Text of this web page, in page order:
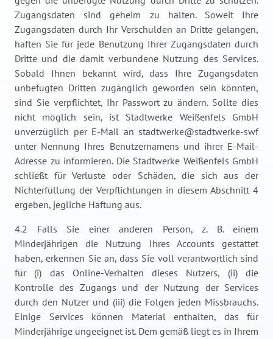
Zugangsdaten sind geheim zu halten. Soweit Ihre
Zugangsdaten durch Ihr Verschulden an Dritte gelangen,
haften Sie für jede Benutzung Ihrer Zugangsdaten durch
Dritte und die damit verbundene Nutzung des Services.
Sobald Ihnen bekannt wird, dass Ihre Zugangsdaten
unbefugten Dritten zugänglich geworden sein könnten,
sind Sie verpflichtet, Ihr Passwort zu ändern. Sollte dies
nicht möglich sein, ist Stadtwerke Weißenfels GmbH
unverzüglich per E-Mail an stadtwerke@stadtwerke-swf
unter Nennung Ihres Benutzernamens und ihrer E-Mail-
Adresse zu informieren. Die Stadtwerke Weißenfels GmbH
schließt für Verluste oder Schäden, die sich aus der
Nichterfüllung der Verpflichtungen in diesem Abschnitt 4
ergeben, jegliche Haftung aus.
4.2 Falls Sie einer anderen Person, z. B. einem
Minderjährigen die Nutzung Ihres Accounts gestattet
haben, erkennen Sie an, dass Sie voll verantwortlich sind
für (i) das Online-Verhalten dieses Nutzers, (ii) die
Kontrolle des Zugangs und der Nutzung der Services
durch den Nutzer und (iii) die Folgen jeden Missbrauchs.
Einige Services können Material enthalten, das für
Minderjährige ungeeignet ist. Dem gemäß liegt es in Ihrem